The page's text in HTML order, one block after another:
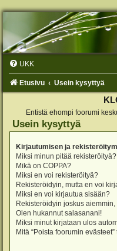
UKK
Etusivu Usein kysyttyä
Entistä ehompi foorumi
Usein kysyttyä
Kirjautumisen ja
Miksi minun pitää rekisteröityä?
Mikä on COPPA?
Miksi en voi rekisteröityä?
Rekisteröidyin, mutta en voi
Miksi en voi kirjautua sisään?
Rekisteröidyin joskus
Olen hukannut salasanani!
Miksi minut kirjataan ulos
Mitä “Poista foorumin